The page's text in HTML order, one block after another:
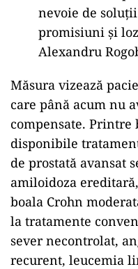
nevoie de
promisiuni și
Alexandru
Măsura vizează
care până acum nu
compensate.
disponibile
de prostată avansat
amiloidoza
boala Crohn
la tratamente
sever necontrolat,
recurent, leucemia